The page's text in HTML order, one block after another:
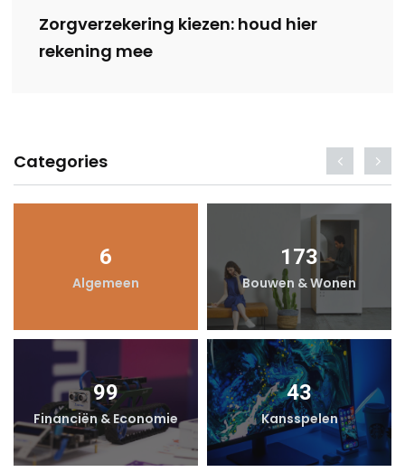
Zorgverzekering kiezen: houd hier
rekening mee
Categories
6
Algemeen
173
Bouwen & Wonen
99
Financiën & Economie
43
Kansspelen